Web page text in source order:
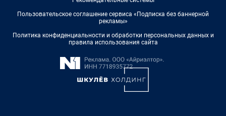
Пользовательское соглашение сервиса «Подписка без баннерной
рекламы»
Политика конфиденциальности и обработки персональных данных и
правила использования сайта